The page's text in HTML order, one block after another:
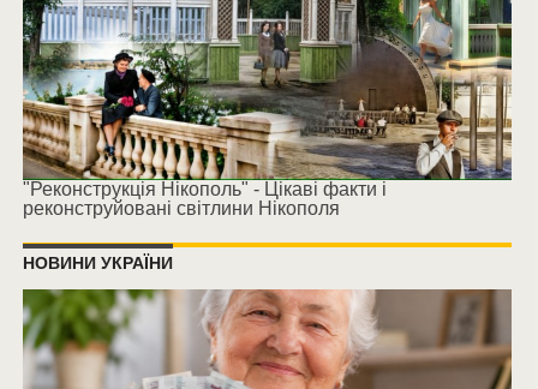
"Реконструкція Нікополь" - Цікаві факти і
реконструйовані світлини Нікополя
НОВИНИ УКРАЇНИ